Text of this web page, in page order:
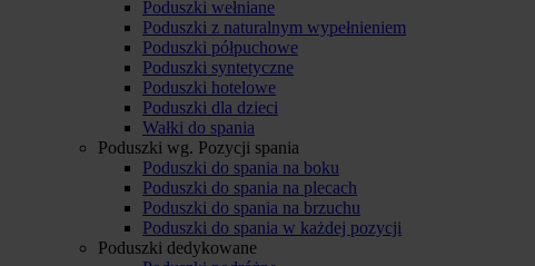
Poduszki wełniane
Poduszki z naturalnym wypełnieniem
Poduszki półpuchowe
Poduszki syntetyczne
Poduszki hotelowe
Poduszki dla dzieci
Wałki do spania
Poduszki wg. Pozycji spania
Poduszki do spania na boku
Poduszki do spania na plecach
Poduszki do spania na brzuchu
Poduszki do spania w każdej pozycji
Poduszki dedykowane